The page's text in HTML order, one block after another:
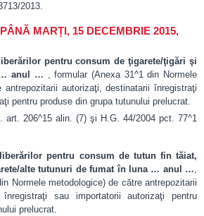
2013.
MARȚI, 15 DECEMBRIE 2015,
pentru consum de ţigarete/ţigări şi
anul … , formular (Anexa 31^1 din Normele
antrepozitarii autorizaţi, destinatarii înregistraţi
pentru produse din grupa tutunului prelucrat.
art. 206^15 alin. (7) şi H.G. 44/2004 pct. 77^1
pentru consum de tutun fin tăiat,
alte tutunuri de fumat în luna … anul …,
Normele metodologice) de către antrepozitarii
înregistraţi sau importatorii autorizaţi pentru
prelucrat.